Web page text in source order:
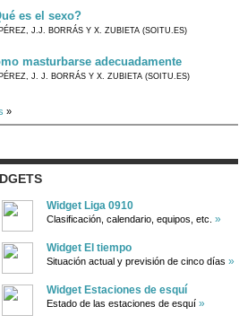
es el sexo?
J.J. BORRÁS Y X. ZUBIETA (SOITU.ES)
masturbarse adecuadamente
J. J. BORRÁS Y X. ZUBIETA (SOITU.ES)
»
Widget Liga 0910
Clasificación, calendario, equipos, etc. »
Widget El tiempo
Situación actual y previsión de cinco días »
Widget Estaciones de esquí
Estado de las estaciones de esquí »